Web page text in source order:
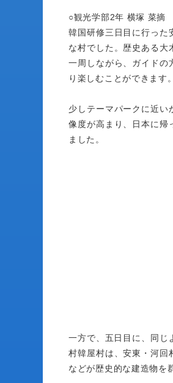
○観光学部2年 横塚 菜摘
韓国研修三日目に行った
な村でした。歴史ある大
一周しながら、ガイドの
り楽しむことができます。
少しテーマパークに近い
像度が高まり、日本に帰
ました。
一方で、五日目に、同じ
村韓屋村は、安東・河回
などが歴史的な建造物を